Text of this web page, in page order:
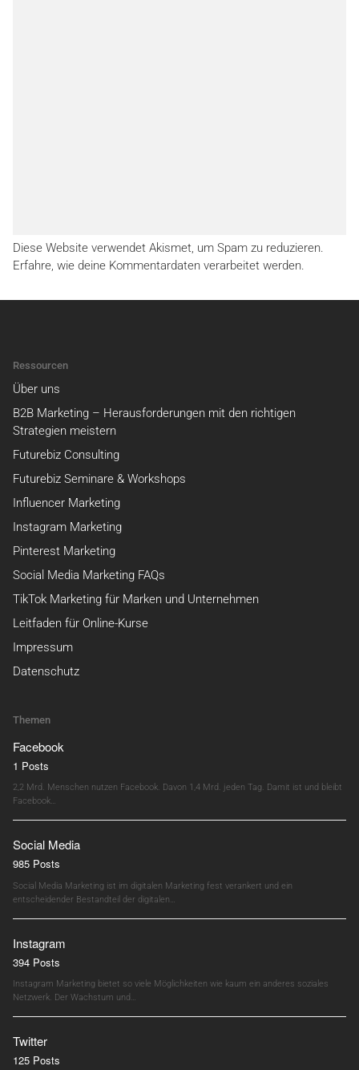
Diese Website verwendet Akismet, um Spam zu reduzieren.
Erfahre, wie deine Kommentardaten verarbeitet werden.
Ressourcen
Über uns
B2B Marketing – Herausforderungen mit den richtigen
Strategien meistern
Futurebiz Consulting
Futurebiz Seminare & Workshops
Influencer Marketing
Instagram Marketing
Pinterest Marketing
Social Media Marketing FAQs
TikTok Marketing für Marken und Unternehmen
Leitfaden für Online-Kurse
Impressum
Datenschutz
Themen
Facebook
1 Posts
2,2 Mrd. Menschen nutzen Facebook. Davon 1,4 Mrd. jeden Tag. Damit ist und bleibt
Facebook…
Social Media
985 Posts
Social Media Marketing ist im digitalen Marketing fest verankert und ein
entscheidender Bestandteil der digitalen…
Instagram
394 Posts
Instagram Marketing bietet so viele Möglichkeiten wie kaum ein anderes soziales
Netzwerk. Der Wachstum und…
Twitter
125 Posts